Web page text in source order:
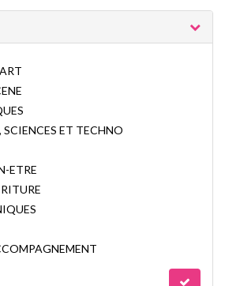
SCIENCES ET TECHNO
ETRE